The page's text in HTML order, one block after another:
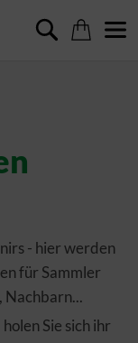
- hier werden
für Sammler
Nachbarn...
Sie sich ihr